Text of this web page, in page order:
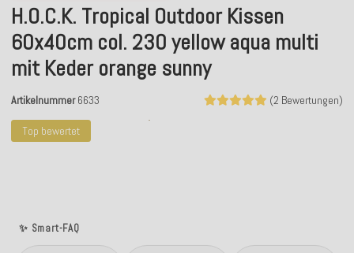
Top bewertet
✨ Smart-FAQ
H.O.C.K. Tropical Outdoor Kissen
60x40cm col. 230 yellow aqua multi
mit Keder orange sunny
(2 Bewertungen)
Artikelnummer 6633